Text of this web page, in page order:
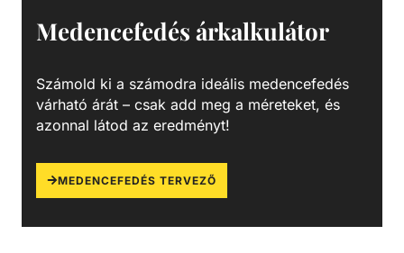
szűrőtartály Kiváló minőségű, korrózióval szemben ellenálló
vagy 6-utas TOP váltószeleppel szerelt. A 360 fokban
forgatható váltószelepnek köszönhetően könnyen
telepíthető Basic szűrőtartály magán medencékhez.
Medencefedés árkalkulátor
Számold ki a számodra ideális medencefedés
várható árát – csak add meg a méreteket, és
azonnal látod az eredményt!
MEDENCEFEDÉS TERVEZŐ